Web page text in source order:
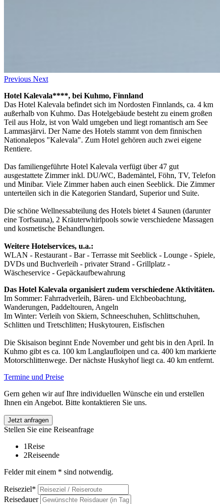
Previous Next
Hotel Kalevala****, bei Kuhmo, Finnland
Das Hotel Kalevala befindet sich im Nordosten Finnlands, ca. 4 km
außerhalb von Kuhmo. Das Hotelgebäude besteht zu einem großen
Teil aus Holz, ist von Wald umgeben und liegt romantisch am See
Lammasjärvi. Der Name des Hotels stammt von dem finnischen
Nationalepos "Kalevala". Zum Hotel gehören auch zwei eigene
Rentiere.
Das familiengeführte Hotel Kalevala verfügt über 47 gut
ausgestattete Zimmer inkl. DU/WC, Bademäntel, Föhn, TV, Telefon
und Minibar. Viele Zimmer haben auch einen Seeblick. Die Zimmer
unterteilen sich in die Kategorien Standard, Superior und Suite.
Die schöne Wellnessabteilung des Hotels bietet 4 Saunen (darunter
eine Torfsauna), 2 Kräuterwhirlpools sowie verschiedene Massagen
und kosmetische Behandlungen.
Weitere Hotelservices, u.a.:
WLAN - Restaurant - Bar - Terrasse mit Seeblick - Lounge - Spiele,
DVDs und Buchverleih - privater Strand - Grillplatz -
Wäscheservice - Gepäckaufbewahrung
Das Hotel Kalevala organisiert zudem verschiedene Aktivitäten.
Im Sommer: Fahrradverleih, Bären- und Elchbeobachtung,
Wanderungen, Paddeltouren, Angeln
Im Winter: Verleih von Skiern, Schneeschuhen, Schlittschuhen,
Schlitten und Tretschlitten; Huskytouren, Eisfischen
Die Skisaison beginnt Ende November und geht bis in den April. In
Kuhmo gibt es ca. 100 km Langlaufloipen und ca. 400 km markierte
Motorschlittenwege. Der nächste Huskyhof liegt ca. 40 km entfernt.
Termine und Preise
Gern gehen wir auf Ihre individuellen Wünsche ein und erstellen
Ihnen ein Angebot. Bitte kontaktieren Sie uns.
Jetzt anfragen
Stellen Sie eine Reiseanfrage
1Reise
2Reiseende
Felder mit einem * sind notwendig.
Reiseziel*
Reisedauer